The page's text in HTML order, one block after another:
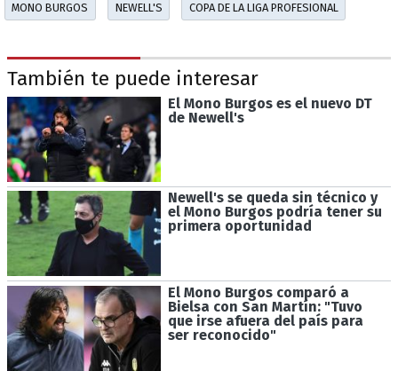
MONO BURGOS NEWELL'S COPA DE LA LIGA PROFESIONAL
También te puede interesar
El Mono Burgos es el nuevo DT
de Newell's
Newell's se queda sin técnico y
el Mono Burgos podría tener su
primera oportunidad
El Mono Burgos comparó a
Bielsa con San Martín: "Tuvo
que irse afuera del país para
ser reconocido"